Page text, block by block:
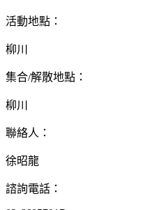
活動地點：
柳川
集合/解散地點：
柳川
聯絡人：
徐昭龍
諮詢電話：